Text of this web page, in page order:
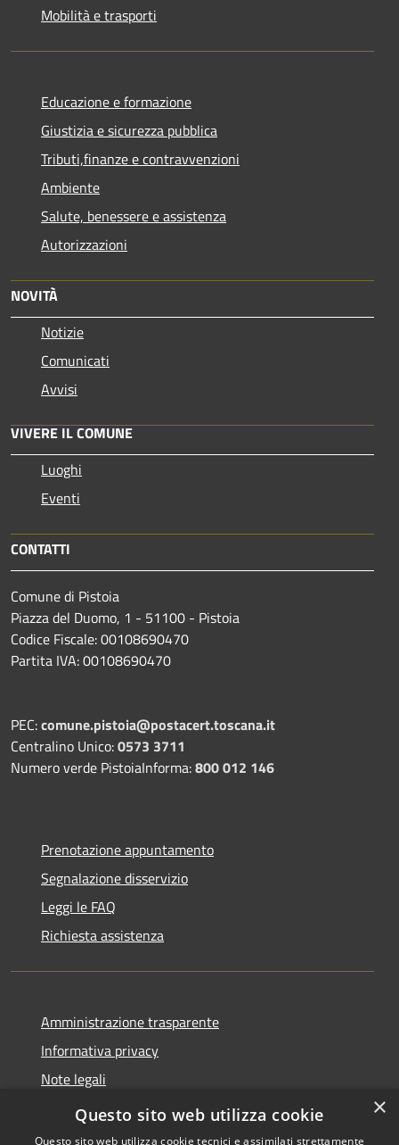
Mobilità e trasporti
Educazione e formazione
Giustizia e sicurezza pubblica
Tributi,finanze e contravvenzioni
Ambiente
Salute, benessere e assistenza
Autorizzazioni
NOVITÀ
Notizie
Comunicati
Avvisi
VIVERE IL COMUNE
Luoghi
Eventi
CONTATTI
Comune di Pistoia
Piazza del Duomo, 1 - 51100 - Pistoia
Codice Fiscale: 00108690470
Partita IVA: 00108690470
PEC:comune.pistoia@postacert.toscana.it
Centralino Unico:0573 3711
Numero verde PistoiaInforma:800 012 146
Prenotazione appuntamento
Segnalazione disservizio
Leggi le FAQ
Richiesta assistenza
Amministrazione trasparente
Informativa privacy
Note legali
Dichiarazione di accessibilità
×
Questo sito web utilizza cookie
Questo sito web utilizza cookie tecnici e assimilati strettamente